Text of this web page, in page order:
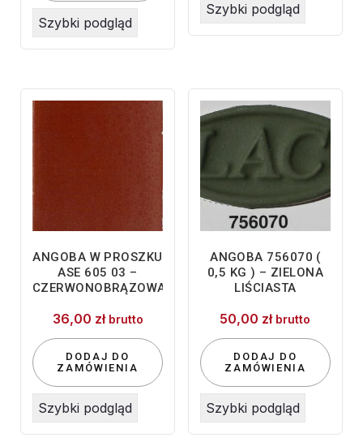
Szybki podgląd
Szybki podgląd
ANGOBA W PROSZKU
ASE 605 03 –
CZERWONOBRĄZOWA
36,00 zł brutto
DODAJ DO
ZAMÓWIENIA
Szybki podgląd
ANGOBA 756070 (
0,5 KG ) – ZIELONA
LIŚCIASTA
50,00 zł brutto
DODAJ DO
ZAMÓWIENIA
Szybki podgląd